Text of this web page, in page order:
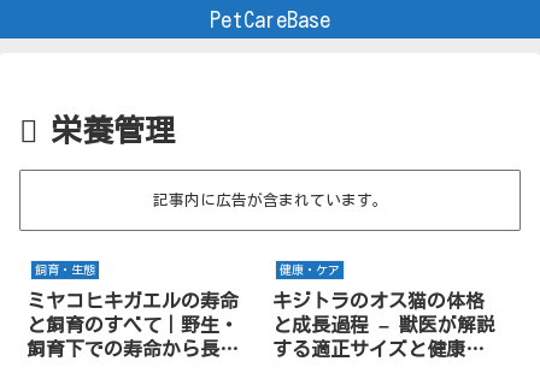
PetCareBase
栄養管理
記事内に広告が含まれています。
飼育・生態
ミヤコヒキガエルの寿命
と飼育のすべて｜野生・
飼育下での寿命から長生
健康・ケア
キジトラのオス猫の体格
と成長過程 – 獣医が解説
する適正サイズと健康管